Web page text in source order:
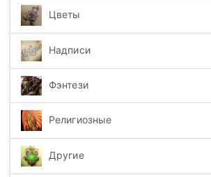
Цветы
Надписи
Фэнтези
Религиозные
Другие